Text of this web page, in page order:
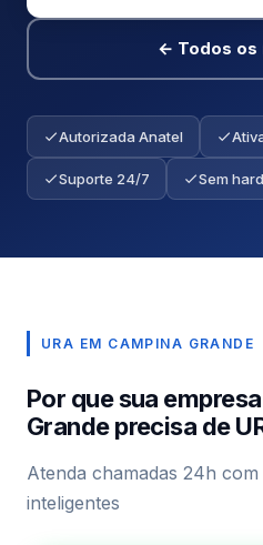
← Todos os
Autorizada Anatel
Suporte 24/7 Sem
URA EM CAMPINA GRANDE
Por que sua
Grande precisa de
Atenda chamadas 24h
inteligentes